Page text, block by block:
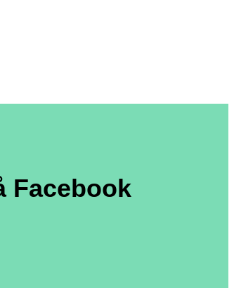
Facebook